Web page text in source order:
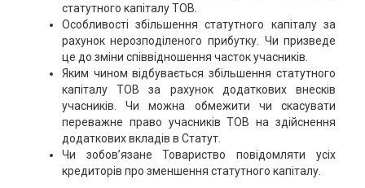
статутного капіталу ТОВ.
Особливості збільшення статутного капіталу за
рахунок нерозподіленого прибутку. Чи призведе
це до зміни співвідношення часток учасників.
Яким чином відбувається збільшення статутного
капіталу ТОВ за рахунок додаткових внесків
учасників. Чи можна обмежити чи скасувати
переважне право учасників ТОВ на здійснення
додаткових вкладів в Статут.
Чи зобов’язане Товариство повідомляти усіх
кредиторів про зменшення статутного капіталу.